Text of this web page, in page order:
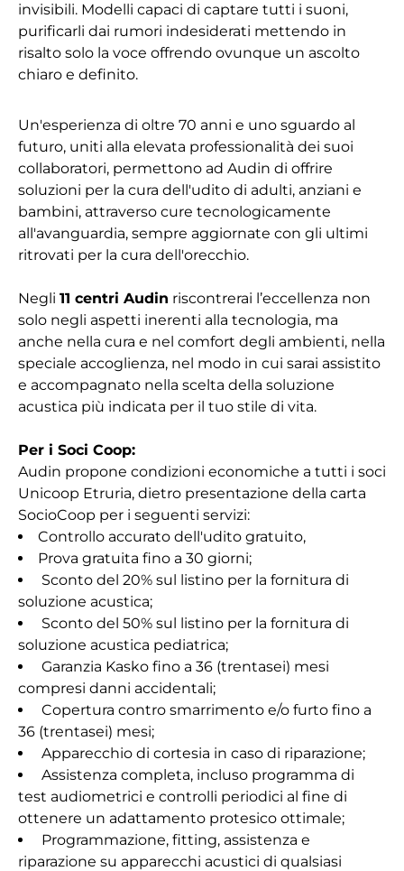
invisibili. Modelli capaci di captare tutti i suoni,
purificarli dai rumori indesiderati mettendo in
risalto solo la voce offrendo ovunque un ascolto
chiaro e definito.
Un'esperienza di oltre 70 anni e uno sguardo al
futuro, uniti alla elevata professionalità dei suoi
collaboratori, permettono ad Audin di offrire
soluzioni per la cura dell'udito di adulti, anziani e
bambini, attraverso cure tecnologicamente
all'avanguardia, sempre aggiornate con gli ultimi
ritrovati per la cura dell'orecchio.
Negli 11 centri Audin riscontrerai l’eccellenza non
solo negli aspetti inerenti alla tecnologia, ma
anche nella cura e nel comfort degli ambienti, nella
speciale accoglienza, nel modo in cui sarai assistito
e accompagnato nella scelta della soluzione
acustica più indicata per il tuo stile di vita.
Per i Soci Coop:
Audin propone condizioni economiche a tutti i soci
Unicoop Etruria, dietro presentazione della carta
SocioCoop per i seguenti servizi:
Controllo accurato dell'udito gratuito,
Prova gratuita fino a 30 giorni;
Sconto del 20% sul listino per la fornitura di
soluzione acustica;
Sconto del 50% sul listino per la fornitura di
soluzione acustica pediatrica;
Garanzia Kasko fino a 36 (trentasei) mesi
compresi danni accidentali;
Copertura contro smarrimento e/o furto fino a
36 (trentasei) mesi;
Apparecchio di cortesia in caso di riparazione;
Assistenza completa, incluso programma di
test audiometrici e controlli periodici al fine di
ottenere un adattamento protesico ottimale;
Programmazione, fitting, assistenza e
riparazione su apparecchi acustici di qualsiasi